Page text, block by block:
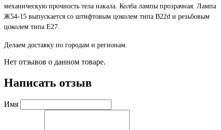
механическую прочность тела накала. Колба лампы прозрачная. Лампа
Ж54-15 выпускается со штифтовым цоколем типа B22d и резьбовым
цоколем типа Е27.
Делаем доставку по городам и регионам.
Нет отзывов о данном товаре.
Написать отзыв
Имя